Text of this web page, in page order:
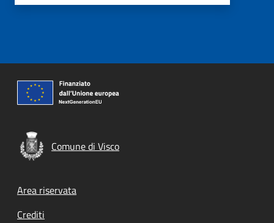
Comune di Visco
Footer menu
Area riservata
Crediti